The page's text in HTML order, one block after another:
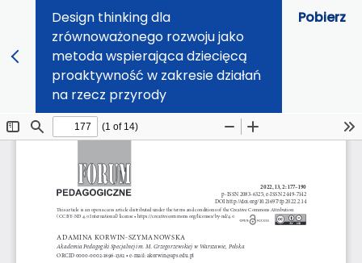
Design thinking dla
zrównoważonego rozwoju jako
metoda wspierająca dziecięcą
proaktywność w zakresie działań
na rzecz przyrody
Pobierz